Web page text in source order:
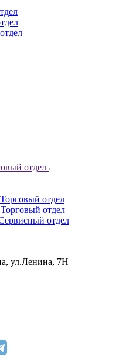
отдел
Торговый отдел
Торговый отдел
отдел
ул.Ленина, 7Н